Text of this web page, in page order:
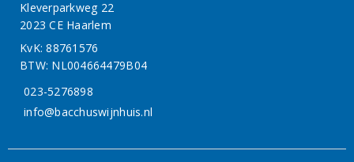
Kleverparkweg 22
2023 CE Haarlem
KvK: 88761576
BTW: NL004664479B04
023-5276898
info@bacchuswijnhuis.nl